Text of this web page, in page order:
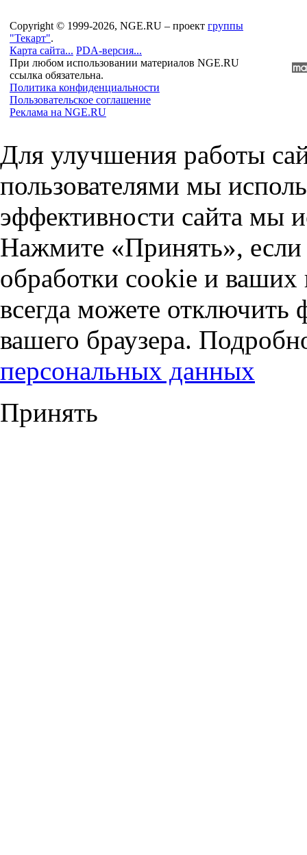
Copyright © 1999-2026, NGE.RU – проект группы
"Текарт".
Карта сайта... PDA-версия...
При любом использовании материалов NGE.RU
ссылка обязательна.
Политика конфиденциальности
Пользовательское соглашение
Реклама на NGE.RU
Для улучшения работы
пользователями мы
эффективности сайта мы
Нажмите «Принять», если
обработки cookie и
всегда можете отключить
вашего браузера.
персональных данных
Принять